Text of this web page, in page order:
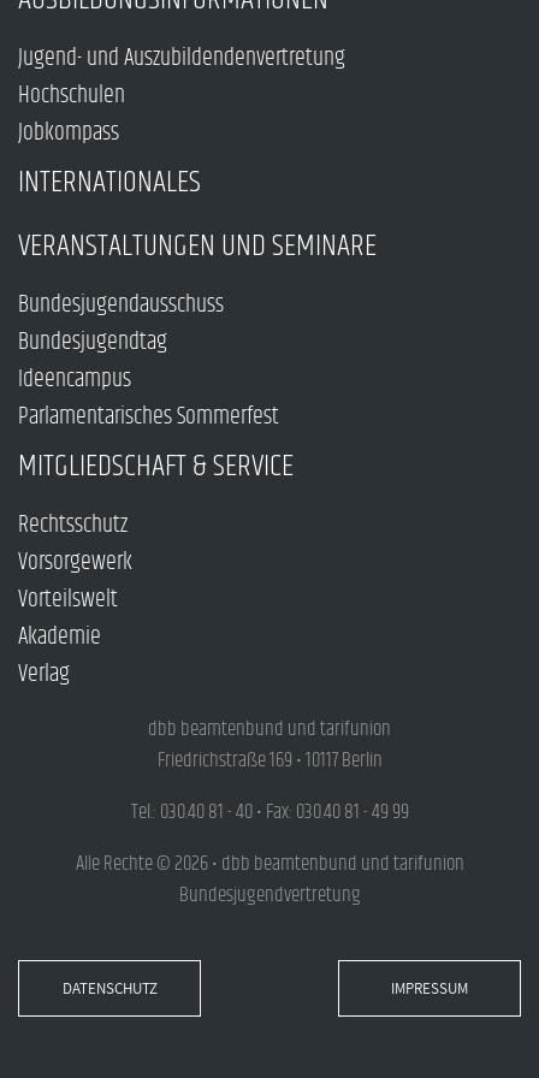
Jugend- und Auszubildendenvertretung
Hochschulen
Jobkompass
INTERNATIONALES
VERANSTALTUNGEN UND SEMINARE
Bundesjugendausschuss
Bundesjugendtag
Ideencampus
Parlamentarisches Sommerfest
MITGLIEDSCHAFT & SERVICE
Rechtsschutz
Vorsorgewerk
Vorteilswelt
Akademie
Verlag
dbb beamtenbund und tarifunion
Friedrichstraße 169 • 10117 Berlin
Tel.: 030.40 81 - 40 • Fax: 030.40 81 - 49 99
Alle Rechte © 2026 • dbb beamtenbund und tarifunion
Bundesjugendvertretung
DATENSCHUTZ IMPRESSUM